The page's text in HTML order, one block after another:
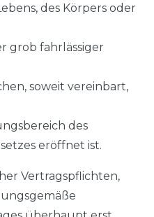
des Körpers oder
grob fahrlässiger
soweit vereinbart,
des
eröffnet ist.
Vertragspflichten,